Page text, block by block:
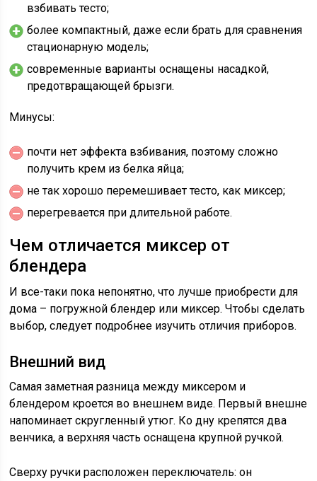
взбивать тесто;
более компактный, даже если брать для сравнения
стационарную модель;
современные варианты оснащены насадкой,
предотвращающей брызги.
Минусы:
почти нет эффекта взбивания, поэтому сложно
получить крем из белка яйца;
не так хорошо перемешивает тесто, как миксер;
перегревается при длительной работе.
Чем отличается миксер от
блендера
И все-таки пока непонятно, что лучше приобрести для
дома – погружной блендер или миксер. Чтобы сделать
выбор, следует подробнее изучить отличия приборов.
Внешний вид
Самая заметная разница между миксером и
блендером кроется во внешнем виде. Первый внешне
напоминает скругленный утюг. Ко дну крепятся два
венчика, а верхняя часть оснащена крупной ручкой.
Сверху ручки расположен переключатель: он